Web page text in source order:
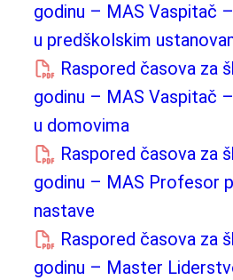
godinu – MAS Vaspitač
u predškolskim
Raspored časova za
godinu – MAS Vaspitač
u domovima
Raspored časova za
godinu – MAS Profesor
nastave
Raspored časova za
godinu – Master